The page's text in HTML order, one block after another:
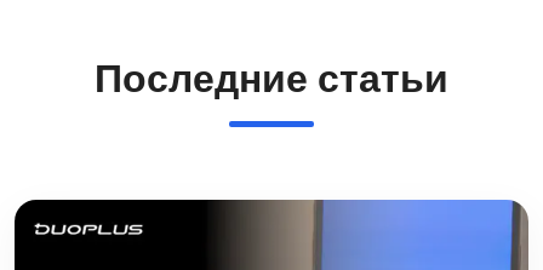
Последние статьи